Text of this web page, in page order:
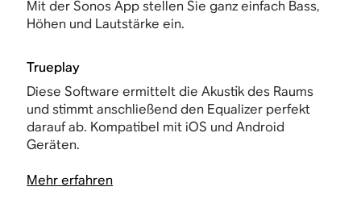
Mit der Sonos App stellen Sie ganz einfach Bass,
Höhen und Lautstärke ein.
Trueplay
Diese Software ermittelt die Akustik des Raums
und stimmt anschließend den Equalizer perfekt
darauf ab. Kompatibel mit iOS und Android
Geräten.
Mehr erfahren